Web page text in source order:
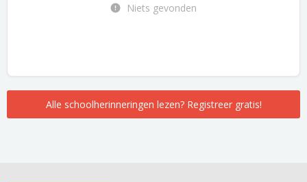
Niets gevonden
Alle schoolherinneringen lezen? Registreer gratis!